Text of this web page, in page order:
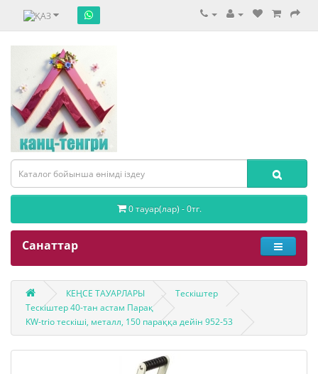
0 тауар(лар) - 0тг.
Санаттар
КЕҢСЕ ТАУАРЛАРЫ
Тескіштер
Тескіштер 40-тан астам Парақ
KW-trio тескіші, металл, 150 параққа дейін 952-53